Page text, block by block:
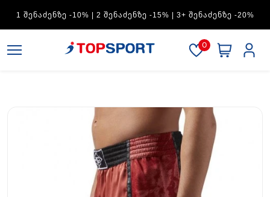
ᲨᲔᲜᲐᲫᲔᲜᲖᲔ -30%
0